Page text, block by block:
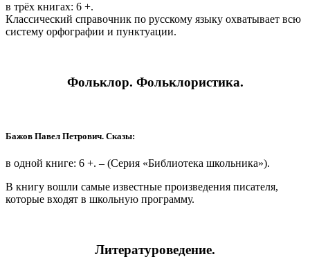
в трёх книгах: 6 +.
Классический справочник по русскому языку охватывает всю
систему орфографии и пунктуации.
Фольклор. Фольклористика.
Бажов Павел Петрович. Сказы:
в одной книге: 6 +. – (Серия «Библиотека школьника»).
В книгу вошли самые известные произведения писателя,
которые входят в школьную программу.
Литературоведение.